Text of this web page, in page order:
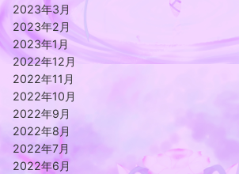
2023年3月
2023年2月
2023年1月
2022年12月
2022年11月
2022年10月
2022年9月
2022年8月
2022年7月
2022年6月